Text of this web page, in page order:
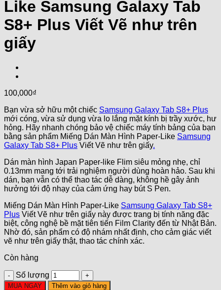
Like Samsung Galaxy Tab
S8+ Plus Viết Vẽ như trên
giấy
100,000₫
Bạn vừa sở hữu một chiếc Samsung Galaxy Tab S8+ Plus
mới cóng, vừa sử dụng vừa lo lắng mặt kính bị trầy xước, hư
hỏng. Hãy nhanh chóng bảo vệ chiếc máy tính bảng của bạn
bằng sản phẩm Miếng Dán Màn Hình Paper-Like Samsung
Galaxy Tab S8+ Plus Viết Vẽ như trên giấy.
Dán màn hình Japan Paper-like Flim siêu mỏng nhẹ, chỉ
0.13mm mang tới trải nghiệm người dùng hoàn hảo. Sau khi
dán, bạn vẫn có thể thao tác dễ dàng, không hề gây ảnh
hưởng tới độ nhạy của cảm ứng hay bút S Pen.
Miếng Dán Màn Hình Paper-Like Samsung Galaxy Tab S8+
Plus Viết Vẽ như trên giấy này được trang bị tính năng đặc
biệt, công nghệ bề mặt tiên tiến Film Clarity đến từ Nhật Bản.
Nhờ đó, sản phẩm có độ nhám nhất định, cho cảm giác viết
vẽ như trên giấy thật, thao tác chính xác.
Còn hàng
Số lượng
MUA NGAY Thêm vào giỏ hàng